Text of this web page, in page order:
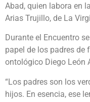
Abad, quien labora en
Arias Trujillo, de La
Durante el Encuentro
papel de los padres de
ontológico Diego León
“Los padres son los
hijos. En esencia, ese